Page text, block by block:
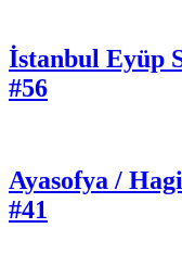
İstanbul Eyüp
#56
Ayasofya /
#41